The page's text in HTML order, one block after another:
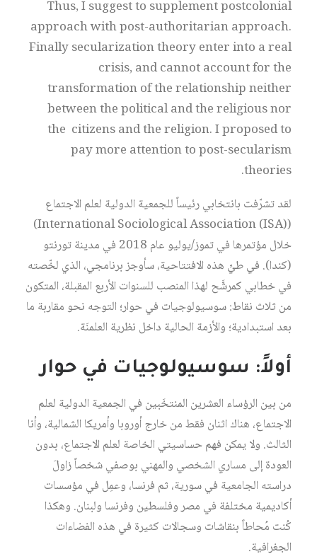
Thus, I suggest to supplement postcolonial
approach with post-authoritarian approach.
Finally secularization theory enter into a real
crisis, and cannot account for the
transformation of the relationship neither
between the political and the religious nor
the citizens and the religion. I proposed to
pay more attention to post-secularism
theories.
لقد تشرّفت بانتخابي رئيساً للجمعية الدولية لعلم الاجتماع
(International Sociological Association (ISA))
خلال مؤتمرها في تموز/يوليو عام 2018 في مدينة تورنتو
(كندا). في طيِّ هذه الافتتاحية، سأوجز برنامجي، الذي لخّصته
في خطابي كمرشَّح لهذا المنصب للسنوات الأربع المقبلة، المتكون
من ثلاث نقاط: سوسيولوجيات في حوار؛ التوجه نحو مقاربة ما
بعد استبدادية؛ والأزمة الحالية داخل نظرية العلمنَة.
أولاً: سوسيولوجيات في حوار
من بين الرؤساء العشرين المنتخَبين في الجمعية الدولية لعلم
الاجتماع، هناك اثنان فقط من خارج أوروبا وأمريكا الشمالية، وأنا
الثالث. ولا يمكن فهم حساسيتي الخاصة لعلم الاجتماع، بدون
العودة إلى مساري الشخصي والمهني بوصفي شخصاً زاولَ
دراسته الجامعية في سورية، ثم فرنسا، وعمِل في مؤسسات
أكاديمية مختلفة في مصر وفلسطين وفرنسا ولبنان. وهكذا
كُنت مُحاطاً بنقاشات وسجالات كثيرة في هذه الفضاءات
الجغرافية.